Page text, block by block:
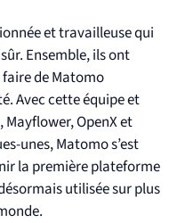
et travailleuse qui
Ensemble, ils ont
de Matomo
Avec cette équipe et
Mayflower, OpenX et
unes, Matomo s’est
la première plateforme
utilisée sur plus